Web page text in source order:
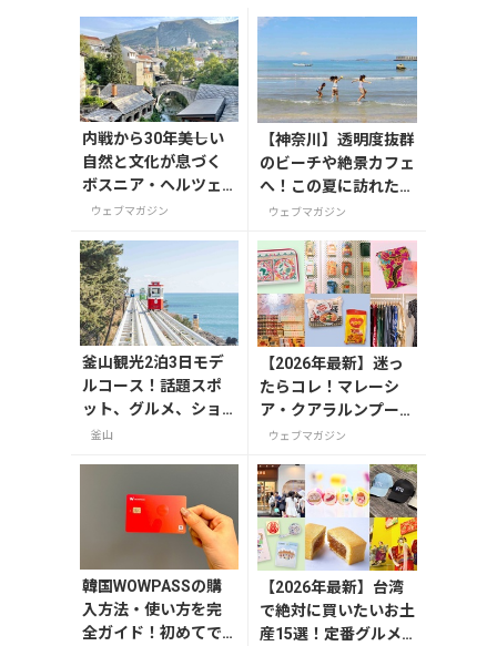
内戦から30年――美しい
自然と文化が息づく
ボスニア・ヘルツェ
ゴビナへ
ウェブマガジン
【神奈川】透明度抜群
のビーチや絶景カフェ
へ！この夏に訪れたい
三浦半島の穴場スポッ
ウェブマガジン
釜山観光2泊3日モデ
ルコース！話題スポ
ット、グルメ、ショ
ッピングを満喫
釜山
【2026年最新】迷っ
たらコレ！マレーシ
ア・クアラルンプール
で絶対買いたいお土産
ウェブマガジン
韓国WOWPASSの購
入方法・使い方を完
全ガイド！初めてで
【2026年最新】台湾
で絶対に買いたいお土
産15選！定番グルメ